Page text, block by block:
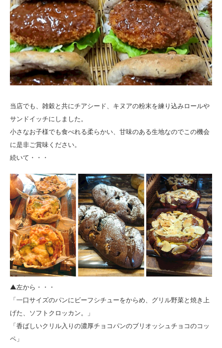
当店でも、雑穀と共にチアシード、キヌアの粉末を練り込みロールや
サンドイッチにしました。
小さなお子様でも食べれる柔らかい、甘味のある生地なのでこの機会
に是非ご賞味ください。
続いて・・・
▲左から・・・
「一口サイズのパンにビーフシチューをからめ、グリル野菜と焼き上
げた、ソフトクロッカン。」
「香ばしいクリル入りの濃厚チョコパンのブリオッシュチョコのコッ
ペ」